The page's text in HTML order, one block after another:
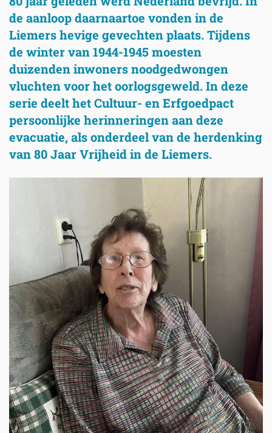
de aanloop daarnaartoe vonden in de
Liemers hevige gevechten plaats. Tijdens
de winter van 1944-1945 moesten
duizenden inwoners noodgedwongen
vluchten voor het oorlogsgeweld. In deze
serie deelt het Cultuur- en Erfgoedpact
persoonlijke herinneringen aan deze
evacuatie, als onderdeel van de herdenking
van 80 Jaar Vrijheid in de Liemers.